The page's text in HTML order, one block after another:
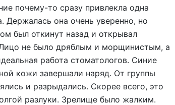
почему-то сразу привлекла одна
Держалась она очень уверенно, но
был откинут назад и открывал
не было дряблым и морщинистым, а
работа стоматологов. Синие
кожи завершали наряд. От группы
и разрыдались. Скорее всего, это
разлуки. Зрелище было жалким.